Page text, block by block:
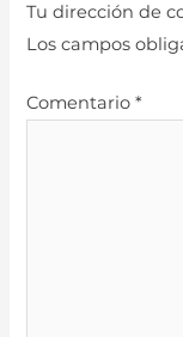
Tu dirección de
Los campos
Comentario*